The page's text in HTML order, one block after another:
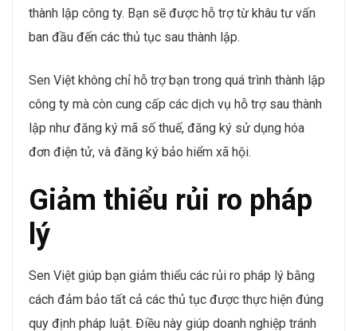
thành lập công ty. Bạn sẽ được hỗ trợ từ khâu tư vấn
ban đầu đến các thủ tục sau thành lập.
Sen Việt không chỉ hỗ trợ bạn trong quá trình thành lập
công ty mà còn cung cấp các dịch vụ hỗ trợ sau thành
lập như đăng ký mã số thuế, đăng ký sử dụng hóa
đơn điện tử, và đăng ký bảo hiểm xã hội.
Giảm thiểu rủi ro pháp
lý
Sen Việt giúp bạn giảm thiểu các rủi ro pháp lý bằng
cách đảm bảo tất cả các thủ tục được thực hiện đúng
quy định pháp luật. Điều này giúp doanh nghiệp tránh